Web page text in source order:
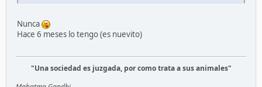
Nunca
Hace 6 meses lo tengo (es nuevito)
"Una sociedad es juzgada, por como trata a sus animales"